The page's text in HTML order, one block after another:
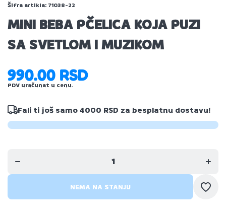
Šifra artikla: 71038-22
MINI BEBA PČELICA KOJA PUZI
SA SVETLOM I MUZIKOM
990.00 RSD
PDV uračunat u cenu.
Fali ti još samo4000 RSD za besplatnu dostavu!
Umanji
pčelica
sa
NEMA NA STANJU